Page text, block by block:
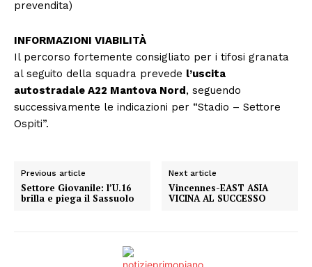
prevendita)
INFORMAZIONI VIABILITÀ
Il percorso fortemente consigliato per i tifosi granata
al seguito della squadra prevede l’uscita
autostradale A22 Mantova Nord, seguendo
successivamente le indicazioni per “Stadio – Settore
Ospiti”.
Previous article
Settore Giovanile: l’U.16
brilla e piega il Sassuolo
Next article
Vincennes-EAST ASIA
VICINA AL SUCCESSO